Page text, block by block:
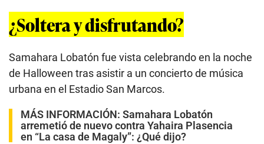
¿Soltera y disfrutando?
Samahara Lobatón fue vista celebrando en la noche
de Halloween tras asistir a un concierto de música
urbana en el Estadio San Marcos.
MÁS INFORMACIÓN: Samahara Lobatón
arremetió de nuevo contra Yahaira Plasencia
en “La casa de Magaly”: ¿Qué dijo?